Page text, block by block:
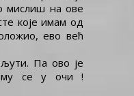
мислиш на ове
које имам од
ево већ
Па ово је
му се у очи !